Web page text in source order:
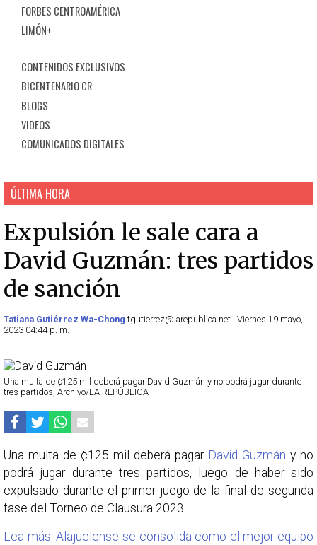
FORBES CENTROAMÉRICA
LIMÓN+
CONTENIDOS EXCLUSIVOS
BICENTENARIO CR
BLOGS
VIDEOS
COMUNICADOS DIGITALES
ÚLTIMA HORA
Expulsión le sale cara a
David Guzmán: tres partidos
de sanción
Tatiana Gutiérrez Wa-Chong tgutierrez@larepublica.net | Viernes 19 mayo,
2023 04:44 p. m.
Una multa de ¢125 mil deberá pagar David Guzmán y no podrá jugar durante
tres partidos, Archivo/LA REPÚBLICA
Una multa de ¢125 mil deberá pagar David Guzmán y no
podrá jugar durante tres partidos, luego de haber sido
expulsado durante el primer juego de la final de segunda
fase del Torneo de Clausura 2023.
Lea más: Alajuelense se consolida como el mejor equipo